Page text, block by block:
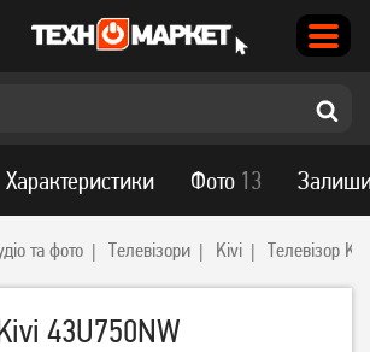
та фото Телевізори Kivi Телевізор
43U750NW
Характеристики Фото 13